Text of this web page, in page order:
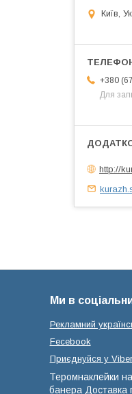
Київ,
+380
Для
http://
Ми в
Рекламний
Fecebook
Приєднуйся у
Теромнаклейки
банера Доставка